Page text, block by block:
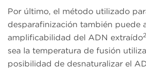
Por último, el método utilizado
desparafinización también puede
amplificabilidad del ADN extraído
sea la temperatura de fusión
posibilidad de desnaturalizar el